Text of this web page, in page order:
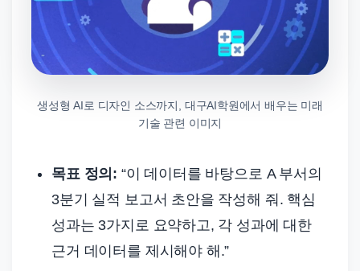
생성형 AI로 디자인 소스까지, 대구AI학원에서 배우는 미래
기술 관련 이미지
목표 정의: “이 데이터를 바탕으로 A 부서의
3분기 실적 보고서 초안을 작성해 줘. 핵심
성과는 3가지로 요약하고, 각 성과에 대한
근거 데이터를 제시해야 해.”